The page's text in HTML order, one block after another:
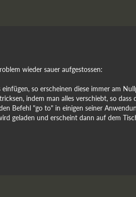
wieder sauer aufgestossen:
so erscheinen diese immer am
indem man alles verschiebt, so
Befehl "go to" in einigen seiner
geladen und erscheint dann auf dem